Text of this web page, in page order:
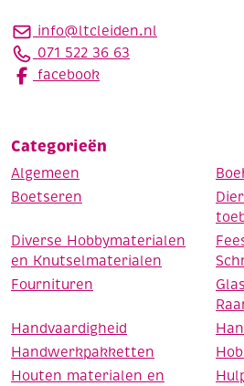
info@ltcleiden.nl
071 522 36 63
facebook
Categorieën
Algemeen
Boetseren
Diverse Hobbymaterialen
en Knutselmaterialen
Fournituren
Handvaardigheid
Handwerkpakketten
Houten materialen en